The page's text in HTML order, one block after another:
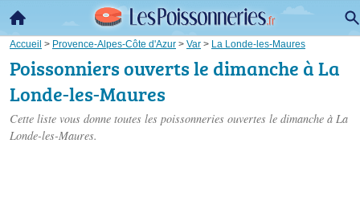
Accueil > Provence-Alpes-Côte d'Azur > Var > La Londe-les-Maures
Poissonniers ouverts le dimanche à La
Londe-les-Maures
Cette liste vous donne toutes les poissonneries ouvertes le dimanche à La
Londe-les-Maures.